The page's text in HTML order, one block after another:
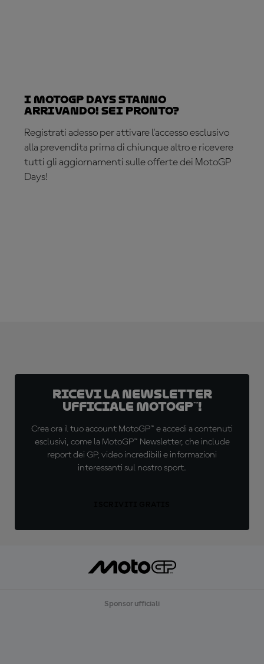
I MotoGP Days stanno
arrivando! Sei pronto?
Registrati adesso per attivare l'accesso esclusivo
alla prevendita prima di chiunque altro e ricevere
tutti gli aggiornamenti sulle offerte dei MotoGP
Days!
Ricevi la newsletter
ufficiale MotoGP™!
Crea ora il tuo account MotoGP™ e accedi a contenuti
esclusivi, come la MotoGP™ Newsletter, che include
report dei GP, video incredibili e informazioni
interessanti sul nostro sport.
Sponsor ufficiali